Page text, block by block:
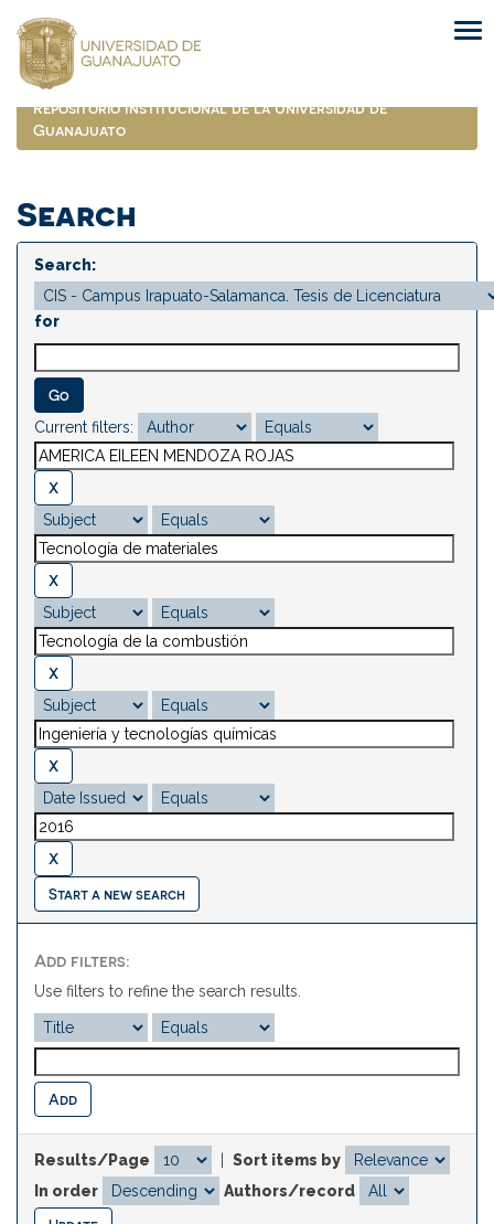
navigation
Repositorio Institucional de la Universidad de
Guanajuato
Search
Search:
for
Current filters:
Start a new search
Add filters:
Use filters to refine the search results.
Results/Page
Sort items by
In order
Authors/record